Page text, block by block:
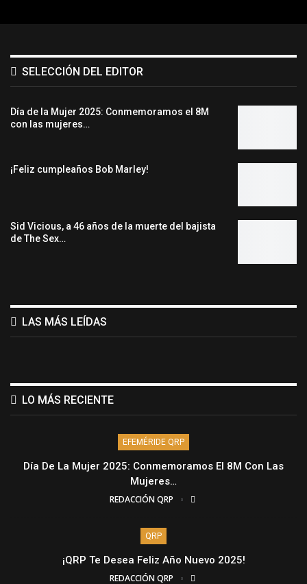
SELECCIÓN DEL EDITOR
Día de la Mujer 2025: Conmemoramos el 8M
con las mujeres…
¡Feliz cumpleaños Bob Marley!
Sid Vicious, a 46 años de la muerte del bajista
de The Sex…
LAS MÁS LEÍDAS
LO MÁS RECIENTE
EFEMÉRIDE QRP
Día De La Mujer 2025: Conmemoramos El 8M Con Las
Mujeres…
REDACCIÓN QRP
QRP
¡QRP Te Desea Feliz Año Nuevo 2025!
REDACCIÓN QRP